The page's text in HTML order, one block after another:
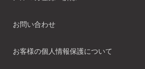
お問い合わせ
お客様の個人情報保護について